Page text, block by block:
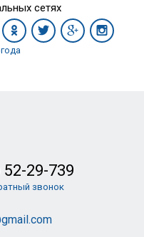
сетях
52-29-739
звонок